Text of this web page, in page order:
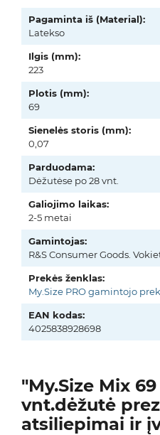
Pagaminta iš (Material):
Latekso
Ilgis (mm):
223
Plotis (mm):
69
Sienelės storis (mm):
0,07
Parduodama:
Dėžutėse po 28 vnt.
Galiojimo laikas:
2-5 metai
Gamintojas:
R&S Consumer Goods.
Prekės ženklas:
My.Size PRO gamintojo
EAN kodas:
4025838928698
"My.Size Mix
vnt.dėžutė
atsiliepimai ir